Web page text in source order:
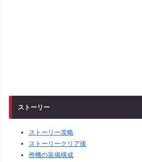
ストーリー
ストーリー攻略
ストーリークリア後
僚機の装備構成